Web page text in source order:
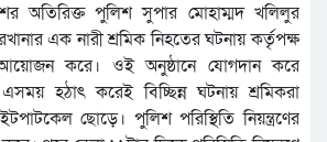
অতিরিক্ত পুলিশ সুপার মোহাম্মদ খলিলুর
এক নারী শ্রমিক নিহতের ঘটনায় কর্তৃপক্ষ
করে। ওই অনুষ্ঠানে যোগদান করে
এসময় হঠাৎ করেই বিচ্ছিন্ন ঘটনায় শ্রমিকরা
ছোড়ে। পুলিশ পরিস্থিতি নিয়ন্ত্রণের